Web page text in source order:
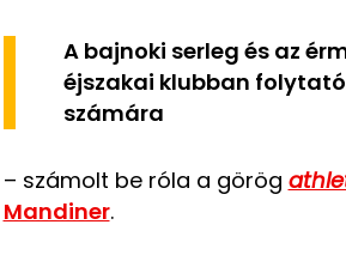
A bajnoki serleg és az
éjszakai klubban
számára
– számolt be róla a görög
Mandiner.